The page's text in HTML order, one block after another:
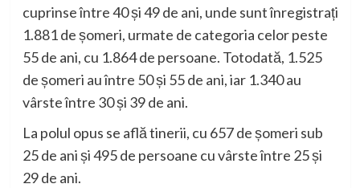
cuprinse între 40 și 49 de ani, unde sunt înregistrați
1.881 de șomeri, urmate de categoria celor peste
55 de ani, cu 1.864 de persoane. Totodată, 1.525
de șomeri au între 50 și 55 de ani, iar 1.340 au
vârste între 30 și 39 de ani.
La polul opus se află tinerii, cu 657 de șomeri sub
25 de ani și 495 de persoane cu vârste între 25 și
29 de ani.